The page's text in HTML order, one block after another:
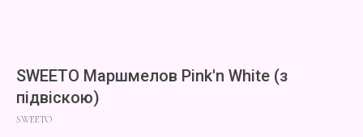
SWEETO Маршмелов Pink'n White (з
підвіскою)
SWEETO